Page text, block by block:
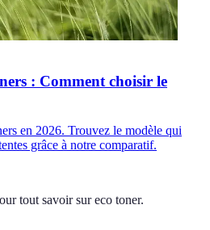
: Comment choisir le
en 2026. Trouvez le modèle qui
grâce à notre comparatif.
tout savoir sur eco toner.